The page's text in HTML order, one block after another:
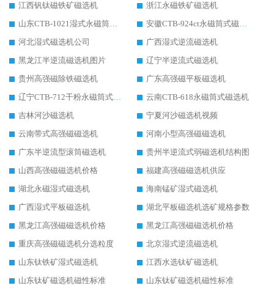
江西钒钛磁铁矿磁选机
浙江永磁铁矿磁选机
山东CTB-1021湿式永磁筒式磁选机
安徽CTB-924ct永磁筒式磁选机
河北湿式磁选机公司
广西湿式逆流磁选机
黑龙江半逆流磁选机图片
辽宁半逆流式磁选机
贵州高强磁除铁磁选机
广东高强磁平板磁选机
辽宁CTB-712干粉永磁筒式磁选机
云南CTB-618永磁筒式磁选机
吉林河沙磁选机
宁夏河沙磁选机视频
云南带式高强磁磁选机
河南小型高强磁磁选机
广东半逆流型滚筒磁选机
贵州半逆流式弱磁选机结构图
山西高强磁磁选机价格
福建高强磁磁选机供应
湖北永磁湿式磁选机
海南锰矿湿式磁选机
广西湿式平板磁选机
湖北平板磁选机选矿规格参数
黑龙江高强磁磁选机价格
黑龙江高强磁磁选机价格
重庆高强磁磁选机分选粒度
北京湿式逆流磁选机
山东钛铁矿湿式磁选机
江西水选钛矿磁选机
山东钛矿磁选机磁性标准
山东钛矿磁选机磁性标准